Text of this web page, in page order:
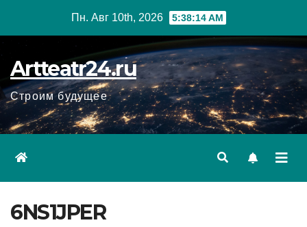
Пн. Авг 10th, 2026 5:38:15 AM
Artteatr24.ru
Строим будущее
6NS1JPER